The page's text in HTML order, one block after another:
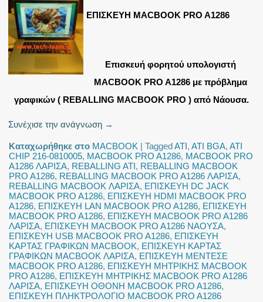
ΕΠΙΣΚΕΥΗ MACBOOK PRO A1286
Επισκευή φορητού υπολογιστή
MACBOOK PRO A1286 με πρόβλημα
γραφικών ( REBALLING MACBOOK PRO ) από Νάουσα.
Συνέχισε την ανάγνωση →
Καταχωρήθηκε στο MACBOOK |Tagged ATI,ATI BGA,ATI
CHIP 216-0810005, MACBOOK PRO A1286, MACBOOK PRO
A1286 ΛΑΡΙΣΑ, REBALLING ATI, REBALLING MACBOOK
PRO A1286, REBALLING MACBOOK PRO A1286 ΛΑΡΙΣΑ,
REBALLING MACBOOK ΛΑΡΙΣΑ, ΕΠΙΣΚΕΥΗ DC JACK
MACBOOK PRO A1286, ΕΠΙΣΚΕΥΗ HDMI MACBOOK PRO
A1286, ΕΠΙΣΚΕΥΗ LAN MACBOOK PRO A1286, ΕΠΙΣΚΕΥΗ
MACBOOK PRO A1286, ΕΠΙΣΚΕΥΗ MACBOOK PRO A1286
ΛΑΡΙΣΑ, ΕΠΙΣΚΕΥΗ MACBOOK PRO A1286 ΝΑΟΥΣΑ,
ΕΠΙΣΚΕΥΗ USB MACBOOK PRO A1286, ΕΠΙΣΚΕΥΗ
ΚΑΡΤΑΣ ΓΡΑΦΙΚΩΝ MACBOOK, ΕΠΙΣΚΕΥΗ ΚΑΡΤΑΣ
ΓΡΑΦΙΚΩΝ MACBOOK ΛΑΡΙΣΑ, ΕΠΙΣΚΕΥΗ ΜΕΝΤΕΣΕ
MACBOOK PRO A1286, ΕΠΙΣΚΕΥΗ ΜΗΤΡΙΚΗΣ MACBOOK
PRO A1286, ΕΠΙΣΚΕΥΗ ΜΗΤΡΙΚΗΣ MACBOOK PRO A1286
ΛΑΡΙΣΑ, ΕΠΙΣΚΕΥΗ ΟΘΟΝΗ MACBOOK PRO A1286,
ΕΠΙΣΚΕΥΗ ΠΛΗΚΤΡΟΛΟΓΙΟ MACBOOK PRO A1286